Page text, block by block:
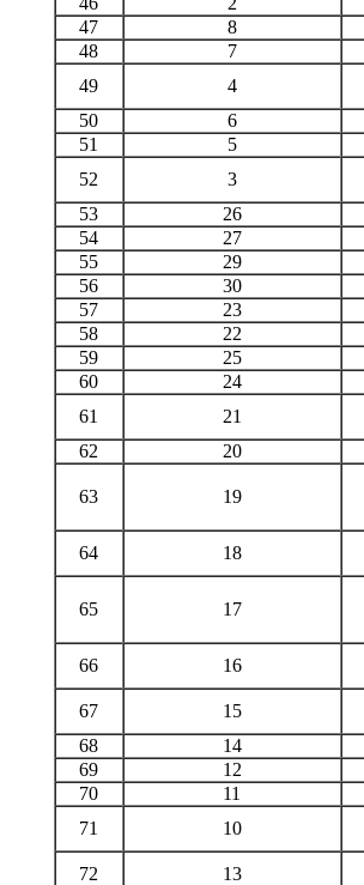
47
8
48
7
49
4
50
6
51
5
52
3
53
26
54
27
55
29
56
30
57
23
58
22
59
25
60
24
61
21
62
20
63 19
64 18
65 17
66 16
67 15
68
14
69
12
70
11
71
10
72 13